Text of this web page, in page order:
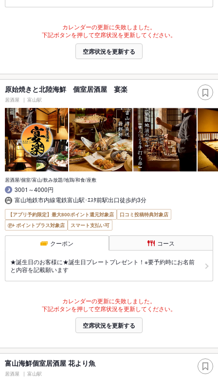
カレンダーの更新に失敗しました。
下記ボタンを押して空席状況を更新してください。
空席状況を更新する
原始焼きと北陸海鮮 個室居酒屋 宴楽
居酒屋 富山駅
居酒屋/個室/富山/飲み放題/地鶏/和食/座敷
3001～4000円
富山地鉄市内線電鉄富山駅･ｴｽﾀ前駅出口徒歩約3分
【アプリ予約限定】最大800ポイント還元対象店
口コミ投稿特典対象店
ポイントプラス対象店
スマート支払い可
クーポン コース
★誕生日のお客様に★誕生日プレートプレゼント！※要予約時にお名前
と内容を記載願います
カレンダーの更新に失敗しました。
下記ボタンを押して空席状況を更新してください。
空席状況を更新する
富山海鮮個室居酒屋 花より魚
居酒屋 富山駅